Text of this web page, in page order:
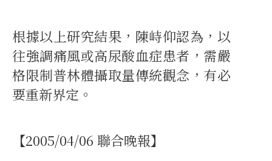
根據以上研究結果，陳峙仰認為，以
往強調痛風或高尿酸血症患者，需嚴
格限制普林體攝取量傳統觀念，有必
要重新界定。
【2005/04/06 聯合晚報】